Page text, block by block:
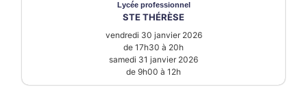
Lycée professionnel
STE THÉRÈSE
vendredi 30 janvier 2026
de 17h30 à 20h
samedi 31 janvier 2026
de 9h00 à 12h